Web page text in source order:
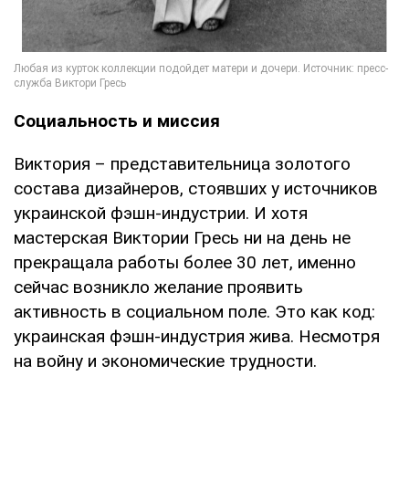
Социальность и миссия
Виктория – представительница золотого
состава дизайнеров, стоявших у источников
украинской фэшн-индустрии. И хотя
мастерская Виктории Гресь ни на день не
прекращала работы более 30 лет, именно
сейчас возникло желание проявить
активность в социальном поле. Это как код:
украинская фэшн-индустрия жива. Несмотря
на войну и экономические трудности.